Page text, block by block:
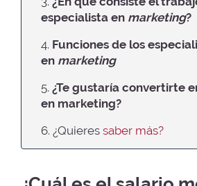
especialista en marketing?
4. Funciones de los
en marketing
5. ¿Te gustaría convertirte
en marketing?
6. ¿Quieres saber más?